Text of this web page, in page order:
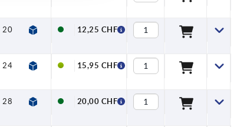
20 12,25 CHF
24 15,95 CHF
28 20,00 CHF